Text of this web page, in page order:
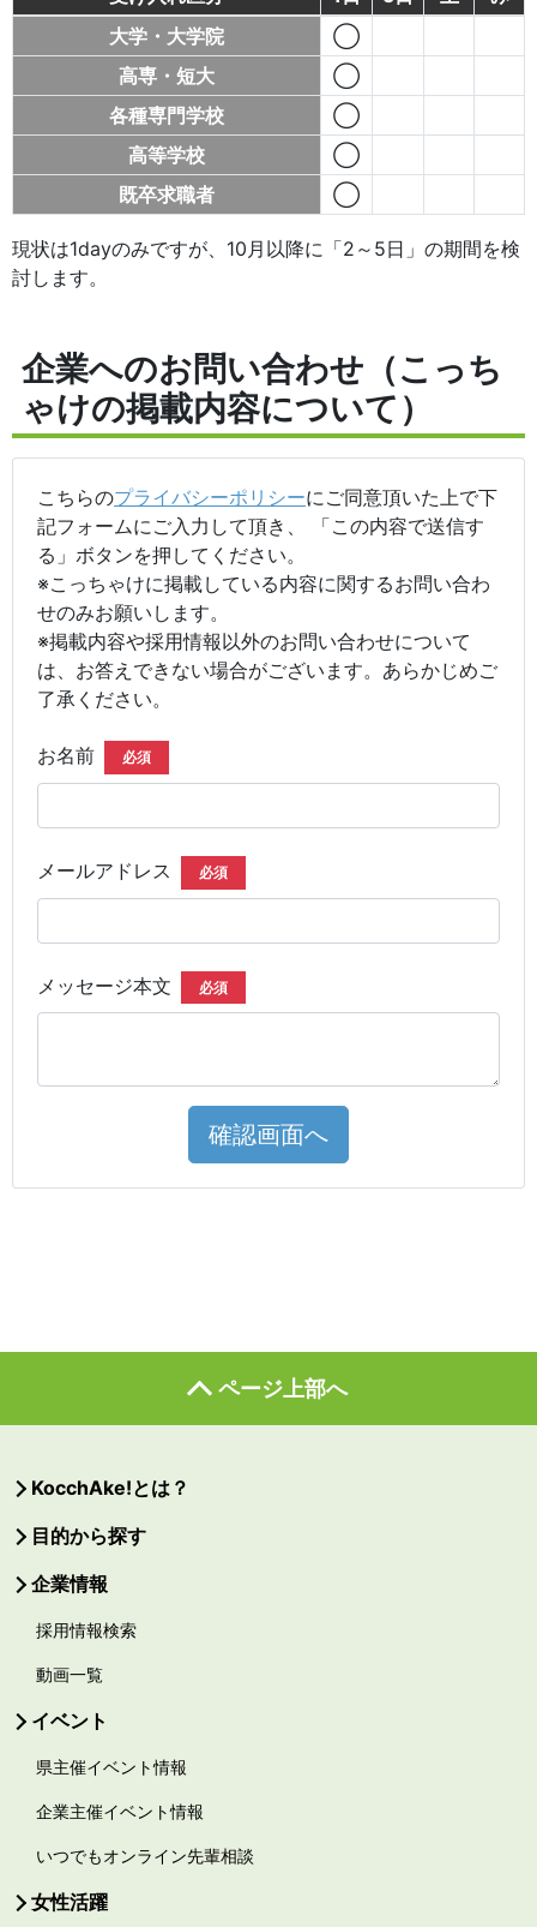
大学・大学院
◯
高専・短大
◯
各種専門学校
◯
高等学校
◯
既卒求職者
◯
現状は1dayのみですが、10月以降に「2～5日」の期間を検
討します。
企業へのお問い合わせ（こっち
ゃけの掲載内容について）
こちらのプライバシーポリシーにご同意頂いた上で下
記フォームにご入力して頂き、 「この内容で送信す
る」ボタンを押してください。
※こっちゃけに掲載している内容に関するお問い合わ
せのみお願いします。
※掲載内容や採用情報以外のお問い合わせについて
は、お答えできない場合がございます。あらかじめご
了承ください。
お名前 必須
メールアドレス 必須
メッセージ本文 必須
確認画面へ
ページ上部へ
KocchAke!とは？
目的から探す
企業情報
採用情報検索
動画一覧
イベント
県主催イベント情報
企業主催イベント情報
いつでもオンライン先輩相談
女性活躍